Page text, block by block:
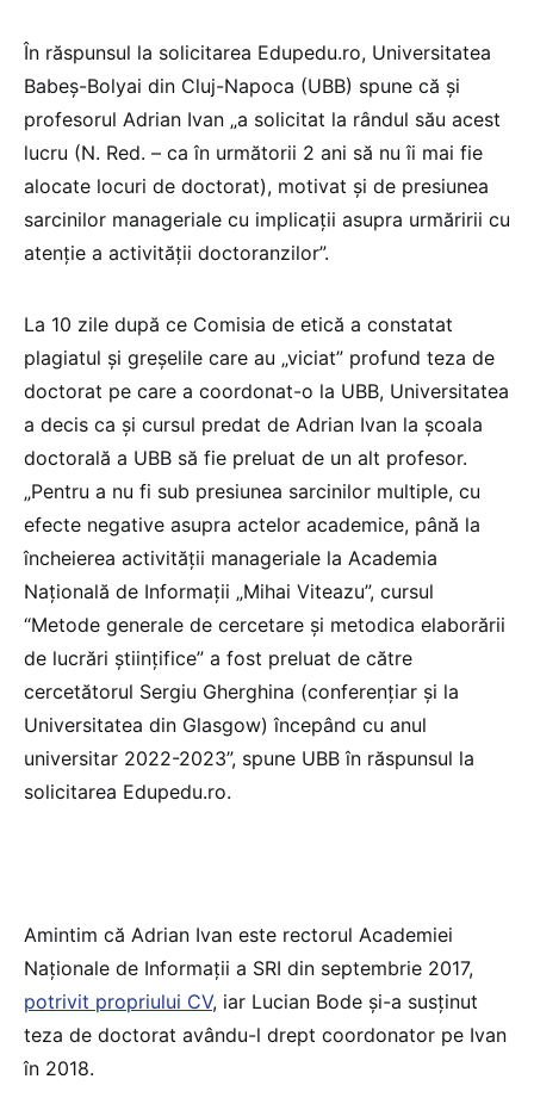
În răspunsul la solicitarea Edupedu.ro, Universitatea
Babeș-Bolyai din Cluj-Napoca (UBB) spune că și
profesorul Adrian Ivan „a solicitat la rândul său acest
lucru (N. Red. – ca în următorii 2 ani să nu îi mai fie
alocate locuri de doctorat), motivat și de presiunea
sarcinilor manageriale cu implicații asupra urmăririi cu
atenție a activității doctoranzilor”.
La 10 zile după ce Comisia de etică a constatat
plagiatul și greșelile care au „viciat” profund teza de
doctorat pe care a coordonat-o la UBB, Universitatea
a decis ca și cursul predat de Adrian Ivan la școala
doctorală a UBB să fie preluat de un alt profesor.
„Pentru a nu fi sub presiunea sarcinilor multiple, cu
efecte negative asupra actelor academice, până la
încheierea activității manageriale la Academia
Națională de Informații „Mihai Viteazu”, cursul
“Metode generale de cercetare și metodica elaborării
de lucrări științifice” a fost preluat de către
cercetătorul Sergiu Gherghina (conferențiar și la
Universitatea din Glasgow) începând cu anul
universitar 2022-2023”, spune UBB în răspunsul la
solicitarea Edupedu.ro.
Amintim că Adrian Ivan este rectorul Academiei
Naționale de Informații a SRI din septembrie 2017,
potrivit propriului CV, iar Lucian Bode și-a susținut
teza de doctorat avându-l drept coordonator pe Ivan
în 2018.